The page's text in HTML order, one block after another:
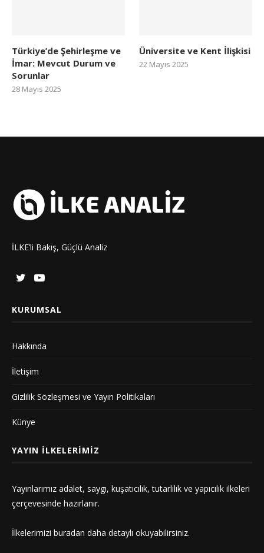
Türkiye’de Şehirleşme ve
İmar: Mevcut Durum ve
Sorunlar
28 Mayıs 2025
Üniversite ve Kent İlişkisi
22 Mayıs 2025
İLKE’li Bakış, Güçlü Analiz
KURUMSAL
Hakkında
İletişim
Gizlilik Sözleşmesi ve Yayın Politikaları
Künye
YAYIN İLKELERIMIZ
Yayınlarımız adalet, saygı, kuşatıcılık, tutarlılık ve yapıcılık ilkeleri
çerçevesinde hazırlanır.
İlkelerimizi buradan daha detaylı okuyabilirsiniz.